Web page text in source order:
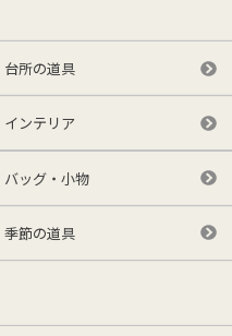
台所の道具
インテリア
バッグ・小物
季節の道具